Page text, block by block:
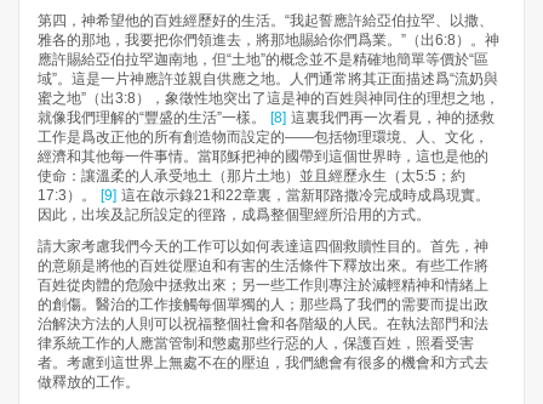
第四，神希望他的百姓經歷好的生活。“我起誓應許給亞伯拉罕、以撒、
雅各的那地，我要把你們領進去，將那地賜給你們爲業。”（出6:8）。神
應許賜給亞伯拉罕迦南地，但“土地”的概念並不是精確地簡單等價於“區
域”。這是一片神應許並親自供應之地。人們通常將其正面描述爲“流奶與
蜜之地”（出3:8），象徵性地突出了這是神的百姓與神同住的理想之地，
就像我們理解的“豐盛的生活”一樣。
[8] 這裏我們再一次看見，神的拯救
工作是爲改正他的所有創造物而設定的——包括物理環境、人、文化，
經濟和其他每一件事情。當耶穌把神的國帶到這個世界時，這也是他的
使命：讓溫柔的人承受地土（那片土地）並且經歷永生（太5:5；約
17:3）。
[9] 這在啟示錄21和22章裏，當新耶路撒冷完成時成爲現實。
因此，出埃及記所設定的徑路，成爲整個聖經所沿用的方式。
請大家考慮我們今天的工作可以如何表達這四個救贖性目的。首先，神
的意願是將他的百姓從壓迫和有害的生活條件下釋放出來。有些工作將
百姓從肉體的危險中拯救出來；另一些工作則專注於減輕精神和情緒上
的創傷。醫治的工作接觸每個單獨的人；那些爲了我們的需要而提出政
治解決方法的人則可以祝福整個社會和各階級的人民。在執法部門和法
律系統工作的人應當管制和懲處那些行惡的人，保護百姓，照看受害
者。考慮到這世界上無處不在的壓迫，我們總會有很多的機會和方式去
做釋放的工作。